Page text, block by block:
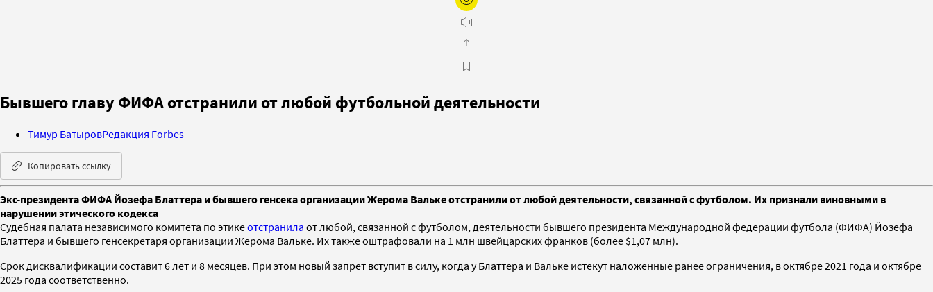
Бывшего главу ФИФА отстранили от любой футбольной деятельности
Тимур БатыровРедакция Forbes
Копировать ссылку
Экс-президента ФИФА Йозефа Блаттера и бывшего генсека организации Жерома Вальке отстранили от любой деятельности, связанной с футболом. Их признали виновными в
нарушении этического кодекса
Судебная палата независимого комитета по этикеотстранила от любой, связанной с футболом, деятельности бывшего президента Международной федерации футбола (ФИФА) Йозефа
Блаттера и бывшего генсекретаря организации Жерома Вальке. Их также оштрафовали на 1 млн швейцарских франков (более $1,07 млн).
Срок дисквалификации составит 6 лет и 8 месяцев. При этом новый запрет вступит в силу, когда у Блаттера и Вальке истекут наложенные ранее ограничения, в октябре 2021 года и октябре
2025 года соответственно.